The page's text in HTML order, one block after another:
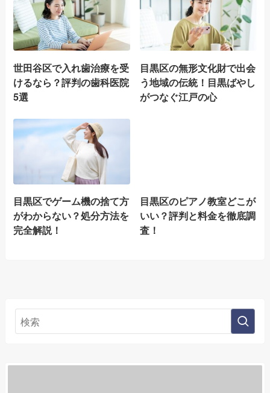
世田谷区で入れ歯治療を受
けるなら？評判の歯科医院
5選
目黒区の無形文化財で出会
う地域の伝統！目黒ばやし
がつなぐ江戸の心
目黒区でゲーム機の捨て方
がわからない？処分方法を
完全解説！
目黒区のピアノ教室どこが
いい？評判と料金を徹底調
査！